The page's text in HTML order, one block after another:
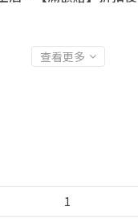
查看更多